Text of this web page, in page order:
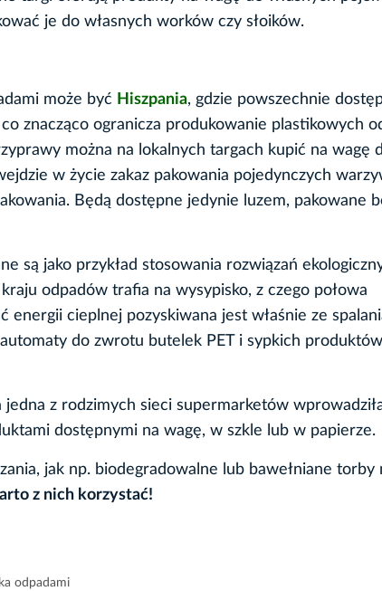
je do własnych worków czy słoików.
może być Hiszpania, gdzie powszechnie
znacząco ogranicza produkowanie plastikowych
można na lokalnych targach kupić na wagę
w życie zakaz pakowania pojedynczych
Będą dostępne jedynie luzem, pakowane
są jako przykład stosowania rozwiązań
odpadów trafia na wysypisko, z czego połowa
energii cieplnej pozyskiwana jest właśnie ze
do zwrotu butelek PET i sypkich
jedna z rodzimych sieci supermarketów
dostępnymi na wagę, w szkle lub w papierze.
jak np. biodegradowalne lub bawełniane torby
z nich korzystać!
odpadami